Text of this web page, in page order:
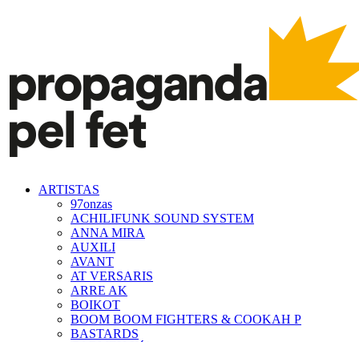
ARTISTAS
97onzas
ACHILIFUNK SOUND SYSTEM
ANNA MIRA
AUXILI
AVANT
AT VERSARIS
ARRE AK
BOIKOT
BOOM BOOM FIGHTERS & COOKAH P
BASTARDS